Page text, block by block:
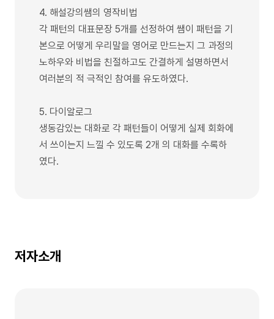
4. 해설강의쌤의 영작비법
각 패턴의 대표문장 5개를 선정하여 쌤이 패턴을 기
본으로 어떻게 우리말을 영어로 만드는지 그 과정의
노하우와 비법을 친절하고도 간결하게 설명하면서
여러분의 적 극적인 참여를 유도하였다.
5. 다이알로그
생동감있는 대화로 각 패턴들이 어떻게 실제 회화에
서 쓰이는지 느낄 수 있도록 2개 의 대화를 수록하
였다.
저자소개